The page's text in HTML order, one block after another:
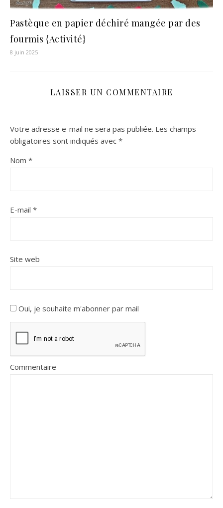
Pastèque en papier déchiré mangée par des
fourmis {Activité}
8 juin 2025
LAISSER UN COMMENTAIRE
Votre adresse e-mail ne sera pas publiée. Les champs
obligatoires sont indiqués avec *
Nom *
E-mail *
Site web
Oui, je souhaite m'abonner par mail
Commentaire